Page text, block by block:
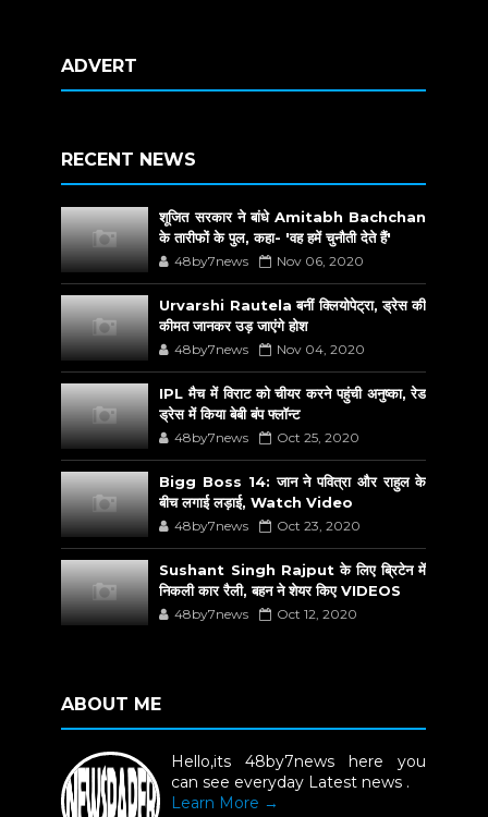
ADVERT
RECENT NEWS
शूजित सरकार ने बांधे Amitabh Bachchan
के तारीफों के पुल, कहा- 'वह हमें चुनौती देते हैं'
48by7news Nov 06, 2020
Urvarshi Rautela बनीं क्लियोपेट्रा, ड्रेस की
कीमत जानकर उड़ जाएंगे होश
48by7news Nov 04, 2020
IPL मैच में विराट को चीयर करने पहुंची अनुष्का, रेड
ड्रेस में किया बेबी बंप फ्लॉन्ट
48by7news Oct 25, 2020
Bigg Boss 14: जान ने पवित्रा और राहुल के
बीच लगाई लड़ाई, Watch Video
48by7news Oct 23, 2020
Sushant Singh Rajput के लिए ब्रिटेन में
निकली कार रैली, बहन ने शेयर किए VIDEOS
48by7news Oct 12, 2020
ABOUT ME
Hello,its 48by7news here you
can see everyday Latest news .
Learn More →